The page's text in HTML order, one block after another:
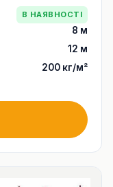
В НАЯВНОСТІ
8 м
12 м
200 кг/м²